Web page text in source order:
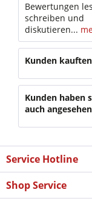
Bewertungen
schreiben und
diskutieren...
Kunden
Kunden haben
auch angesehen
Service Hotline
Shop Service